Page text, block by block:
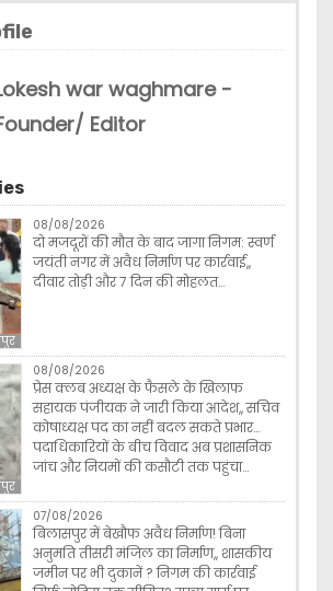
war waghmare -
Editor
08/08/2026
दो मजदूरों की मौत के बाद जागा निगम: स्वर्ण
जयंती नगर में अवैध निर्माण पर कार्रवाई,,
दीवार तोड़ी और 7 दिन की मोहलत…
08/08/2026
प्रेस क्लब अध्यक्ष के फैसले के खिलाफ
सहायक पंजीयक ने जारी किया आदेश,, सचिव
कोषाध्यक्ष पद का नहीं बदल सकते प्रभार…
पदाधिकारियों के बीच विवाद अब प्रशासनिक
जांच और नियमों की कसौटी तक पहुंचा…
07/08/2026
बिलासपुर में बेखौफ अवैध निर्माण! बिना
अनुमति तीसरी मंजिल का निर्माण,, शासकीय
जमीन पर भी दुकानें ? निगम की कार्रवाई